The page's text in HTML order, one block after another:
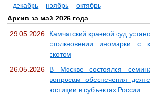
декабрь
ноябрь
октябрь
Архив за май 2026 года
29.05.2026
Камчатский краевой суд
столкновении иномарки с
скотом
26.05.2026
В Москве состоялся
вопросам обеспечения
юстиции в субъектах России